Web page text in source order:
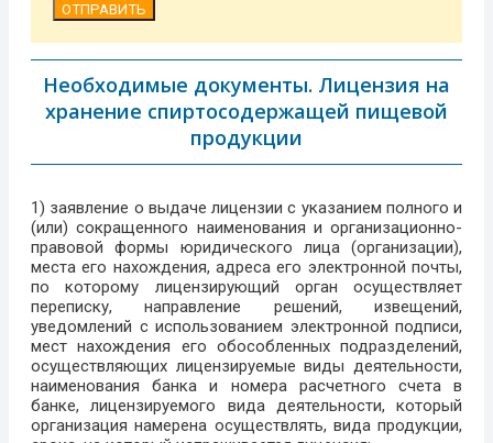
ОТПРАВИТЬ
Необходимые документы. Лицензия на
хранение спиртосодержащей пищевой
продукции
1) заявление о выдаче лицензии с указанием полного и
(или) сокращенного наименования и организационно-
правовой формы юридического лица (организации),
места его нахождения, адреса его электронной почты,
по которому лицензирующий орган осуществляет
переписку, направление решений, извещений,
уведомлений с использованием электронной подписи,
мест нахождения его обособленных подразделений,
осуществляющих лицензируемые виды деятельности,
наименования банка и номера расчетного счета в
банке, лицензируемого вида деятельности, который
организация намерена осуществлять, вида продукции,